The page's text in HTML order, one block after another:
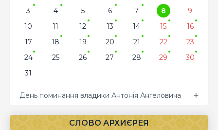
3
4 5 6 7 8
9
10
11 12 13 14 15
16
17
18 19 20 21 22
23
24
25 26 27 28 29
30
31
День поминання владики Антонія Ангеловича
СЛОВО АРХИЄРЕЯ